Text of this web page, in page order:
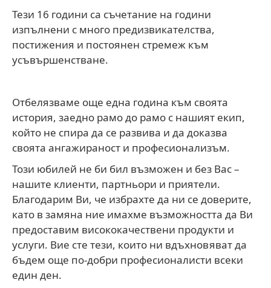
Teзи 16 години са съчетание на години
изпълнени с много предизвикателства,
постижения и постоянен стремеж към
усъвършенстване.
Отбелязваме още една година към своята
история, заедно рамо до рамо с нашият екип,
който не спира да се развива и да доказва
своята ангажираност и професионализъм.
Този юбилей не би бил възможен и без Вас –
нашите клиенти, партньори и приятели.
Благодарим Ви, че избрахте да ни се доверите,
като в замяна ние имахме възможността да Ви
предоставим висококачествени продукти и
услуги. Вие сте тези, които ни вдъхновяват да
бъдем още по-добри професионалисти всеки
един ден.